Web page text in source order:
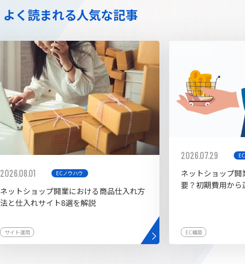
拡張プラグイン一覧 AIカ
よく読まれる人気な記事
2026.08.01 ECノウハウ
ネットショップ開業における商品仕入れ方
法と仕入れサイト8選を解説
サイト運用
2026.07.29
ネットショップ
要？初期費用から
EC構築